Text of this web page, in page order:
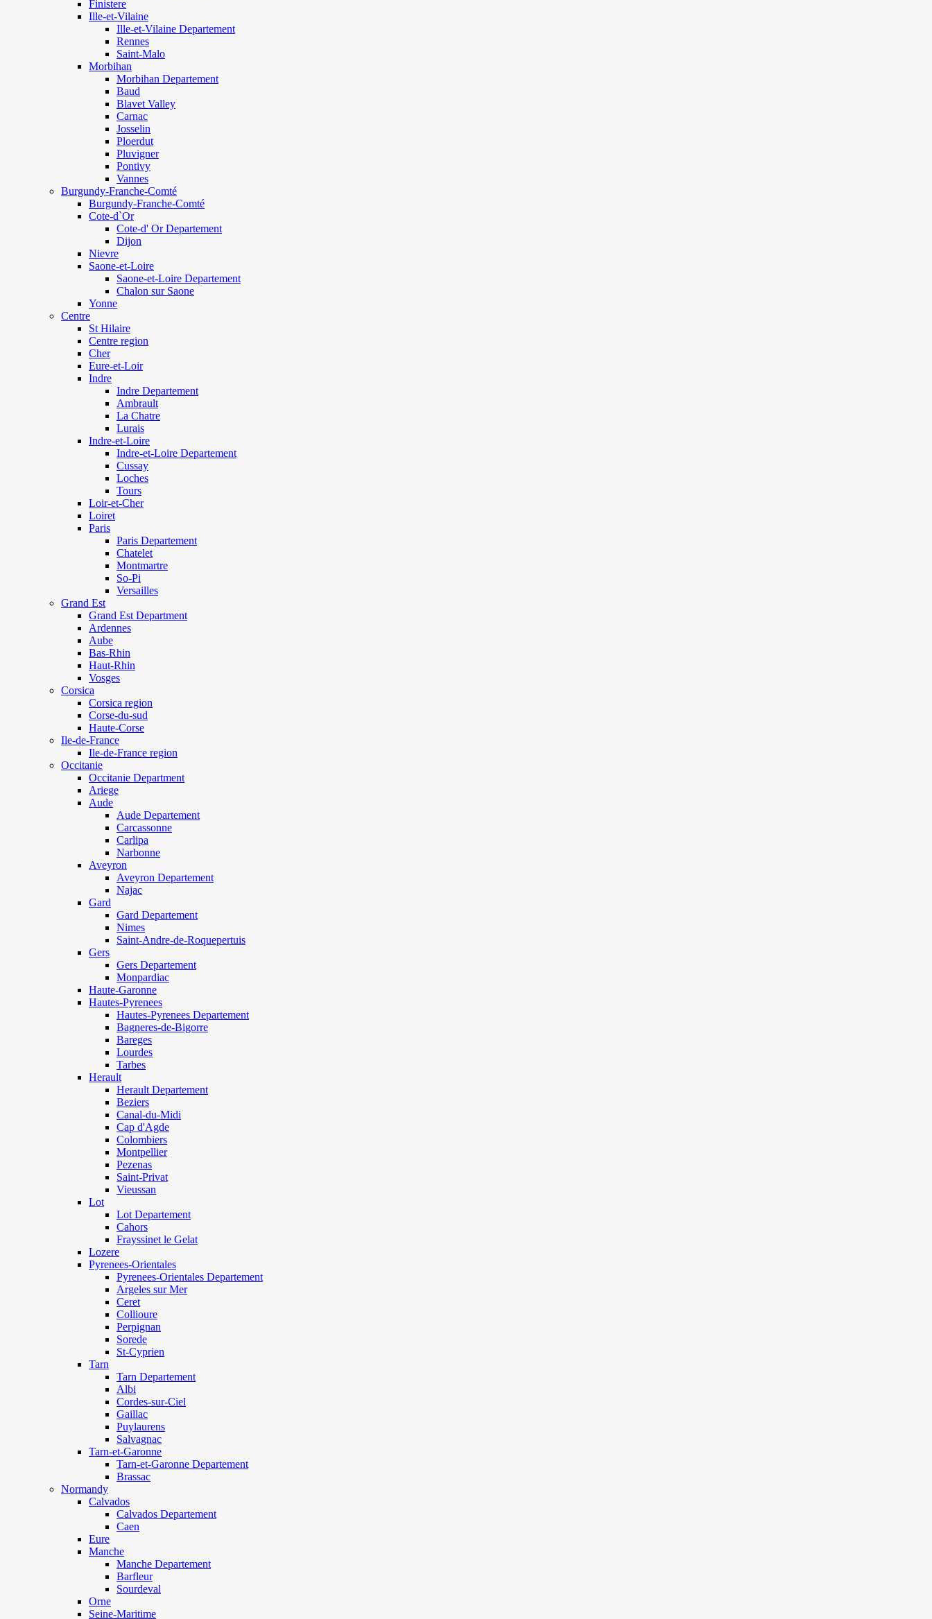
Finistere
Ille-et-Vilaine
Ille-et-Vilaine Departement
Rennes
Saint-Malo
Morbihan
Morbihan Departement
Baud
Blavet Valley
Carnac
Josselin
Ploerdut
Pluvigner
Pontivy
Vannes
Burgundy-Franche-Comté
Burgundy-Franche-Comté
Cote-d`Or
Cote-d' Or Departement
Dijon
Nievre
Saone-et-Loire
Saone-et-Loire Departement
Chalon sur Saone
Yonne
Centre
St Hilaire
Centre region
Cher
Eure-et-Loir
Indre
Indre Departement
Ambrault
La Chatre
Lurais
Indre-et-Loire
Indre-et-Loire Departement
Cussay
Loches
Tours
Loir-et-Cher
Loiret
Paris
Paris Departement
Chatelet
Montmartre
So-Pi
Versailles
Grand Est
Grand Est Department
Ardennes
Aube
Bas-Rhin
Haut-Rhin
Vosges
Corsica
Corsica region
Corse-du-sud
Haute-Corse
Ile-de-France
Ile-de-France region
Occitanie
Occitanie Department
Ariege
Aude
Aude Departement
Carcassonne
Carlipa
Narbonne
Aveyron
Aveyron Departement
Najac
Gard
Gard Departement
Nimes
Saint-Andre-de-Roquepertuis
Gers
Gers Departement
Monpardiac
Haute-Garonne
Hautes-Pyrenees
Hautes-Pyrenees Departement
Bagneres-de-Bigorre
Bareges
Lourdes
Tarbes
Herault
Herault Departement
Beziers
Canal-du-Midi
Cap d'Agde
Colombiers
Montpellier
Pezenas
Saint-Privat
Vieussan
Lot
Lot Departement
Cahors
Frayssinet le Gelat
Lozere
Pyrenees-Orientales
Pyrenees-Orientales Departement
Argeles sur Mer
Ceret
Collioure
Perpignan
Sorede
St-Cyprien
Tarn
Tarn Departement
Albi
Cordes-sur-Ciel
Gaillac
Puylaurens
Salvagnac
Tarn-et-Garonne
Tarn-et-Garonne Departement
Brassac
Normandy
Calvados
Calvados Departement
Caen
Eure
Manche
Manche Departement
Barfleur
Sourdeval
Orne
Seine-Maritime